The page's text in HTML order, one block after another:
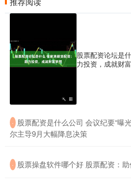
股票配资论坛是
力投资，成就财
· 股票配资是什么公司 会议纪要“曝
尔主导9月大幅降息决策
· 股票操盘软件哪个好 股票配资：